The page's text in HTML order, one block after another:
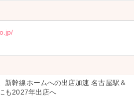
新幹線ホームへの出店加速 名古屋駅＆
も2027年出店へ